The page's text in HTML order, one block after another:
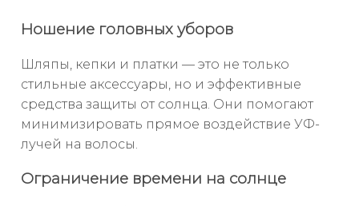
Ношение головных уборов
Шляпы, кепки и платки — это не только
стильные аксессуары, но и эффективные
средства защиты от солнца. Они помогают
минимизировать прямое воздействие УФ-
лучей на волосы.
Ограничение времени на солнце